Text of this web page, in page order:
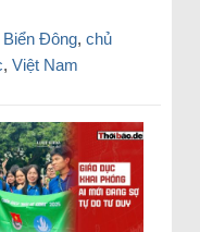
Biển Đông, chủ
, Việt Nam